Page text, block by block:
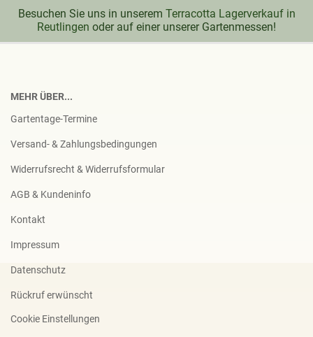
Besuchen Sie uns in unserem Terracotta Lagerverkauf in
Reutlingen oder auf einer unserer Gartenmessen!
MEHR ÜBER...
Gartentage-Termine
Versand- & Zahlungsbedingungen
Widerrufsrecht & Widerrufsformular
AGB & Kundeninfo
Kontakt
Impressum
Datenschutz
Rückruf erwünscht
Cookie Einstellungen